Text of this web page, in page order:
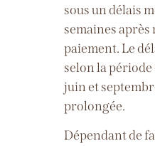
sous un délais
semaines
paiement. Le
selon la période
juin et
prolongée.
Dépendant de